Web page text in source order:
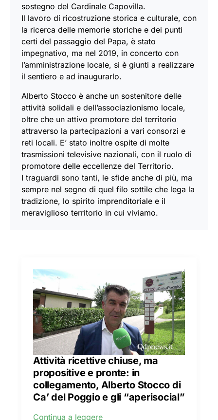
sostegno del Cardinale Capovilla.
Il lavoro di ricostruzione storica e culturale, con
la ricerca delle memorie storiche e dei punti
certi del passaggio del Papa, è stato
impegnativo, ma nel 2019, in concerto con
l’amministrazione locale, si è giunti a realizzare
il sentiero e ad inaugurarlo.
Alberto Stocco è anche un sostenitore delle
attività solidali e dell’associazionismo locale,
oltre che un attivo promotore del territorio
attraverso la partecipazioni a vari consorzi e
reti locali. E’ stato inoltre ospite di molte
trasmissioni televisive nazionali, con il ruolo di
promotore delle eccellenze del Territorio.
I traguardi sono tanti, le sfide anche di più, ma
sempre nel segno di quel filo sottile che lega la
tradizione, lo spirito imprenditoriale e il
meraviglioso territorio in cui viviamo.
Attività ricettive chiuse, ma
propositive e pronte: in
collegamento, Alberto Stocco di
Ca’ del Poggio e gli “aperisocial”
Continua a leggere